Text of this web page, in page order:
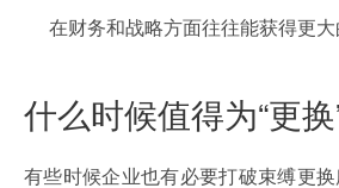
在财务和战略方面往往能获得更大
什么时候值得为“更
有些时候企业也有必要打破束缚更